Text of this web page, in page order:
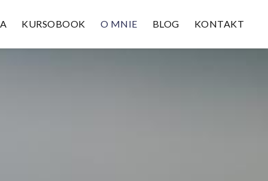
KURSOBOOK O MNIE BLOG KONTAKT